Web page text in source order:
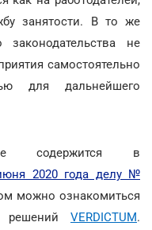
занятости. В то же
не
самостоятельно
для дальнейшего
содержится в
2020 года делу №
можно ознакомиться
решений VERDICTUM.